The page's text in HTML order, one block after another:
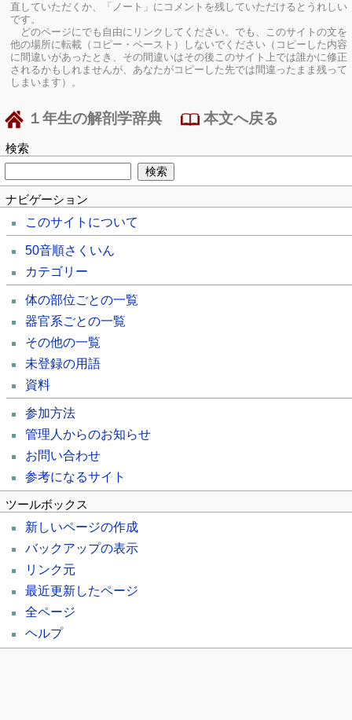
直していただくか、「ノート」にコメントを残していただけるとうれしい
です。
どのページにでも自由にリンクしてください。でも、このサイトの文を
他の場所に転載（コピー・ペースト）しないでください（コピーした内容
に間違いがあったとき、その間違いはその後このサイト上では誰かに修正
されるかもしれませんが、あなたがコピーした先では間違ったまま残って
しまいます）。
１年生の解剖学辞典 本文へ戻る
検索
ナビゲーション
このサイトについて
50音順さくいん
カテゴリー
体の部位ごとの一覧
器官系ごとの一覧
その他の一覧
未登録の用語
資料
参加方法
管理人からのお知らせ
お問い合わせ
参考になるサイト
ツールボックス
新しいページの作成
バックアップの表示
リンク元
最近更新したページ
全ページ
ヘルプ